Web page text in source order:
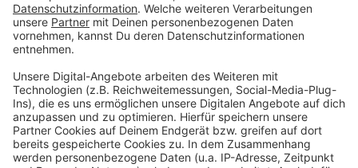
Video anzusehen.
Mehr Informationen
Akzeptieren
powered byUsercentrics Consent
Management Platform
Sam Smith - Diamonds (Official Video)
Anzeige